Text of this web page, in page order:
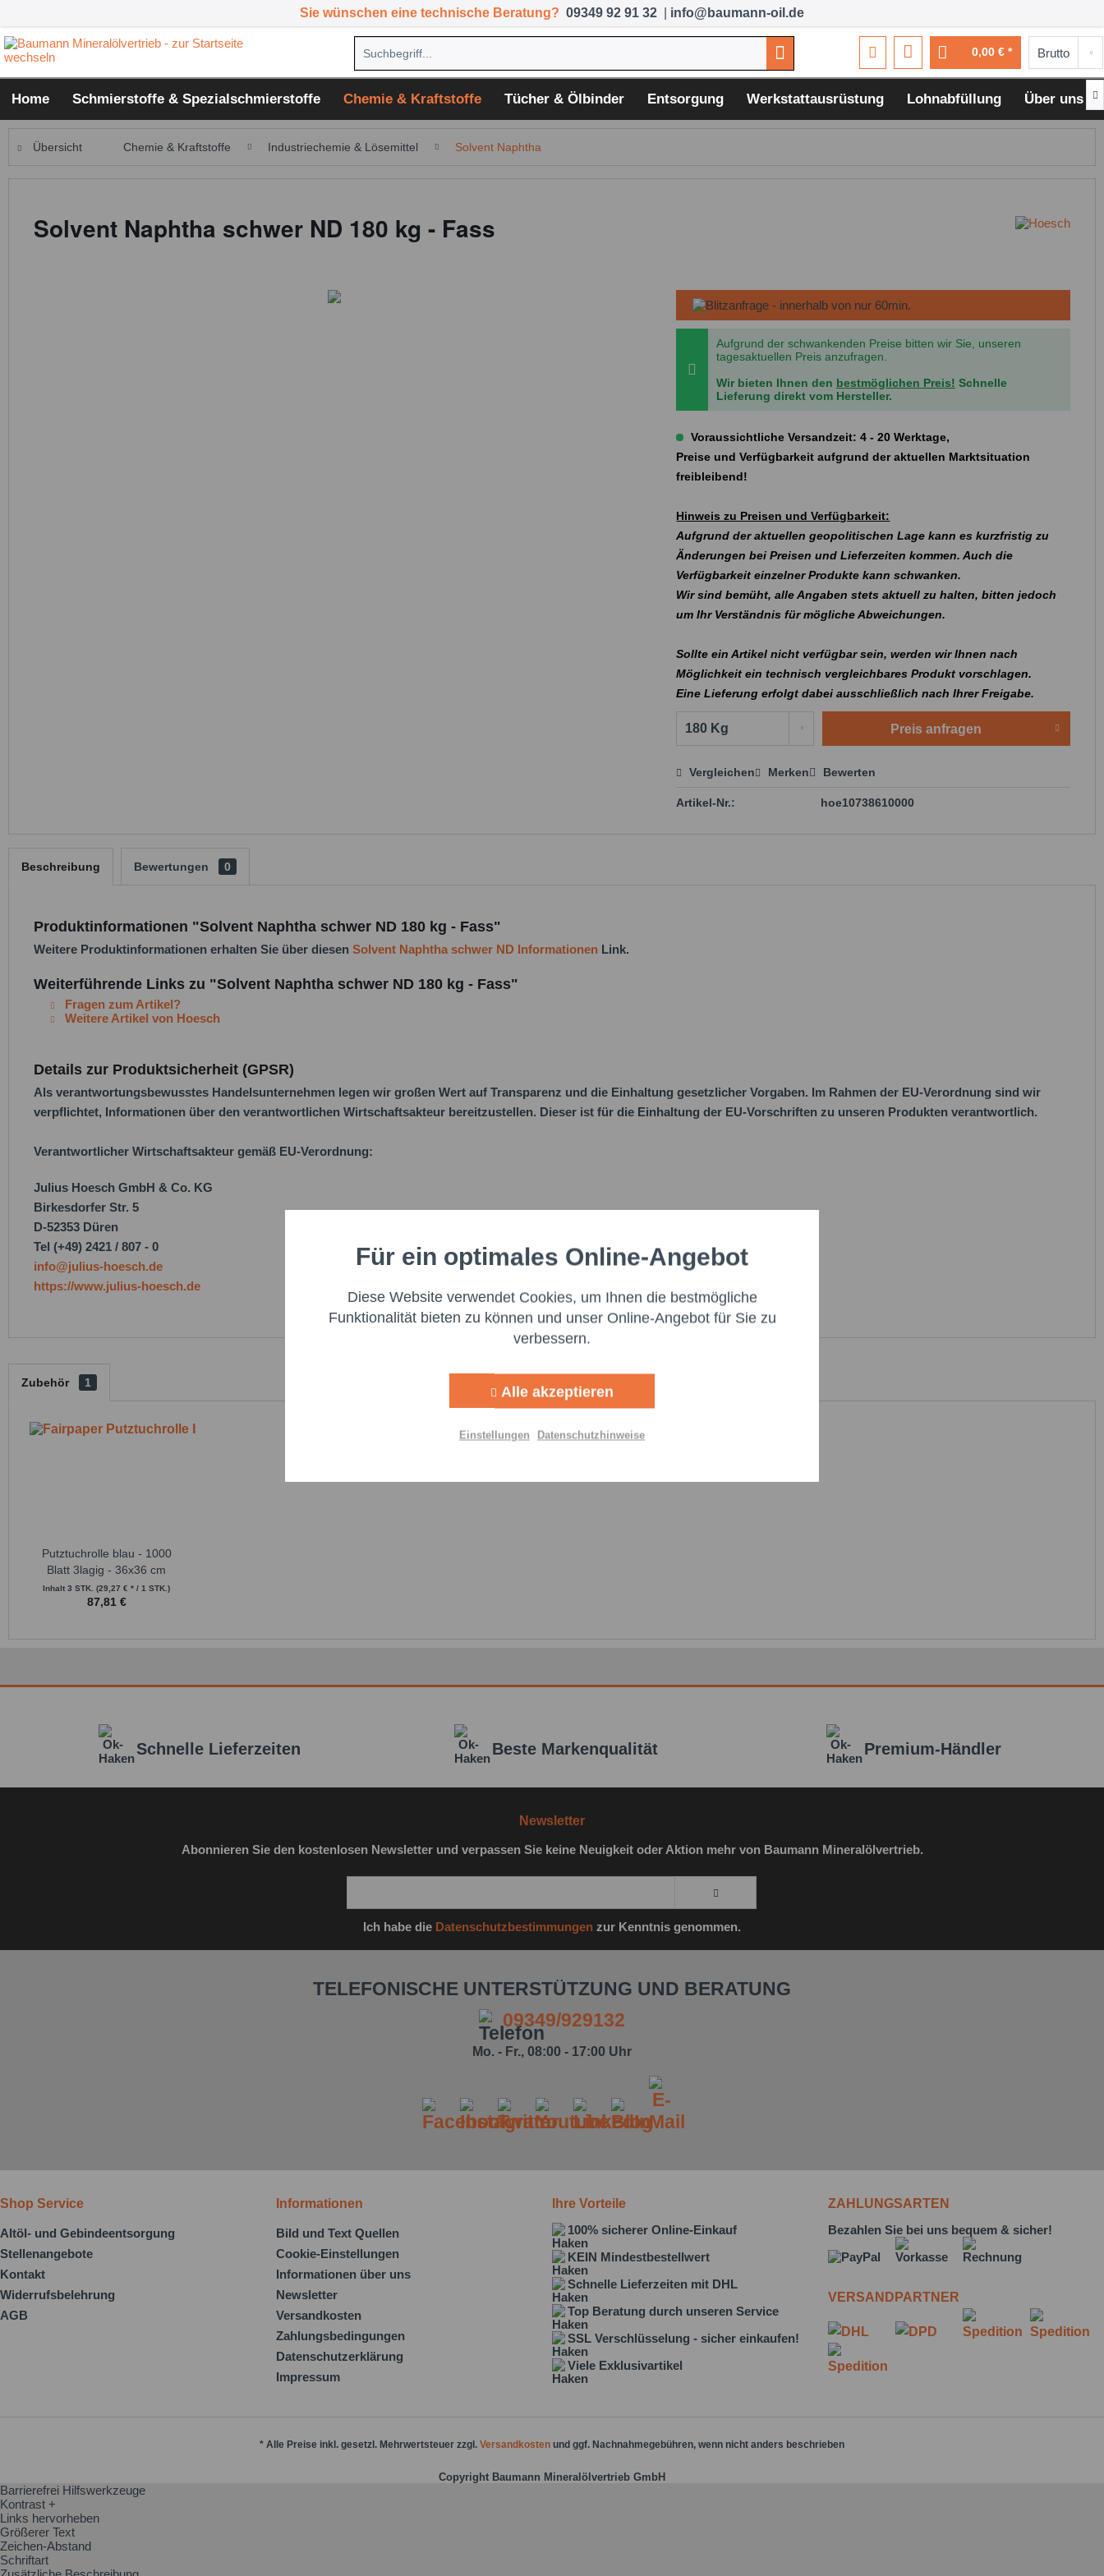
Sie wünschen eine technische Beratung? 09349 92 91 32 info@baumann-oil.de
0,00 € *
Home Schmierstoffe & Spezialschmierstoffe Chemie & Kraftstoffe Tücher & Ölbinder Entsorgung Werkstattausrüstung Lohnabfüllung Über uns 
Übersicht Chemie & Kraftstoffe Industriechemie & Lösemittel Solvent Naphtha
Solvent Naphtha schwer ND 180 kg - Fass
Aufgrund der schwankenden Preise bitten wir Sie, unseren
tagesaktuellen Preis anzufragen.
Wir bieten Ihnen den bestmöglichen Preis! Schnelle
Lieferung direkt vom Hersteller.
Voraussichtliche Versandzeit: 4 - 20 Werktage,
Preise und Verfügbarkeit aufgrund der aktuellen Marktsituation
freibleibend!
Hinweis zu Preisen und Verfügbarkeit:
Aufgrund der aktuellen geopolitischen Lage kann es kurzfristig zu
Änderungen bei Preisen und Lieferzeiten kommen. Auch die
Verfügbarkeit einzelner Produkte kann schwanken.
Wir sind bemüht, alle Angaben stets aktuell zu halten, bitten jedoch
um Ihr Verständnis für mögliche Abweichungen.
Sollte ein Artikel nicht verfügbar sein, werden wir Ihnen nach
Möglichkeit ein technisch vergleichbares Produkt vorschlagen.
Eine Lieferung erfolgt dabei ausschließlich nach Ihrer Freigabe.
Preis anfragen
Preis anfragen
Vergleichen Merken Bewerten
Artikel-Nr.: hoe10738610000
Beschreibung Bewertungen 0
Produktinformationen "Solvent Naphtha schwer ND 180 kg - Fass"
Weitere Produktinformationen erhalten Sie über diesen Solvent Naphtha schwer ND Informationen Link.
Weiterführende Links zu "Solvent Naphtha schwer ND 180 kg - Fass"
Fragen zum Artikel?
Weitere Artikel von Hoesch
Details zur Produktsicherheit (GPSR)
Als verantwortungsbewusstes Handelsunternehmen legen wir großen Wert auf Transparenz und die Einhaltung gesetzlicher Vorgaben. Im Rahmen der EU-Verordnung sind wir
verpflichtet, Informationen über den verantwortlichen Wirtschaftsakteur bereitzustellen. Dieser ist für die Einhaltung der EU-Vorschriften zu unseren Produkten verantwortlich.
Verantwortlicher Wirtschaftsakteur gemäß EU-Verordnung:
Julius Hoesch GmbH & Co. KG
Birkesdorfer Str. 5
D-52353 Düren
Tel (+49) 2421 / 807 - 0
info@julius-hoesch.de
https://www.julius-hoesch.de
Zubehör 1
Putztuchrolle blau - 1000
Blatt 3lagig - 36x36 cm
Inhalt 3 STK. (29,27 € * / 1 STK.)
87,81 €
Schnelle Lieferzeiten Beste Markenqualität Premium-Händler
Newsletter
Abonnieren Sie den kostenlosen Newsletter und verpassen Sie keine Neuigkeit oder Aktion mehr von Baumann Mineralölvertrieb.
Ich habe die Datenschutzbestimmungen zur Kenntnis genommen.
TELEFONISCHE UNTERSTÜTZUNG UND BERATUNG
09349/929132
Mo. - Fr., 08:00 - 17:00 Uhr
Shop Service
Altöl- und Gebindeentsorgung
Stellenangebote
Kontakt
Widerrufsbelehrung
AGB
Informationen
Bild und Text Quellen
Cookie-Einstellungen
Informationen über uns
Newsletter
Versandkosten
Zahlungsbedingungen
Datenschutzerklärung
Impressum
Ihre Vorteile
100% sicherer Online-Einkauf
KEIN Mindestbestellwert
Schnelle Lieferzeiten mit DHL
Top Beratung durch unseren Service
SSL Verschlüsselung - sicher einkaufen!
Viele Exklusivartikel
ZAHLUNGSARTEN
Bezahlen Sie bei uns bequem & sicher!
VERSANDPARTNER
* Alle Preise inkl. gesetzl. Mehrwertsteuer zzgl. Versandkosten und ggf. Nachnahmegebühren, wenn nicht anders beschrieben
Copyright Baumann Mineralölvertrieb GmbH
Funktionale Aktiv
Marketing Aktiv
Für ein optimales Online-Angebot
Diese Website verwendet Cookies, um Ihnen die bestmögliche
Funktionalität bieten zu können und unser Online-Angebot für Sie zu
verbessern.
Alle akzeptieren
Einstellungen Datenschutzhinweise
Barrierefrei Hilfswerkzeuge
Kontrast +
Links hervorheben
Größerer Text
Zeichen-Abstand
Schriftart